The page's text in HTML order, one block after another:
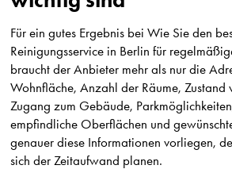
Für ein gutes Ergebnis bei Wie Sie den
Reinigungsservice in Berlin für
braucht der Anbieter mehr als nur die
Wohnfläche, Anzahl der Räume, Zustand
Zugang zum Gebäude,
empfindliche Oberflächen und
genauer diese Informationen vorliegen,
sich der Zeitaufwand planen.